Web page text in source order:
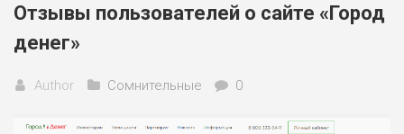
Партнеры
Отзывы пользователей о сайте «Город
денег»
Author Сомнительные 0